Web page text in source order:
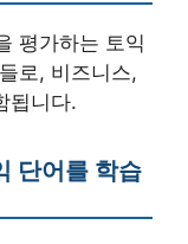
평가하는 토익
로, 비즈니스,
됩니다.
단어를 학습